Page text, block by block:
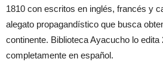
1810 con escritos en inglés, francés y
alegato propagandístico que busca
continente. Biblioteca Ayacucho lo edita
completamente en español.